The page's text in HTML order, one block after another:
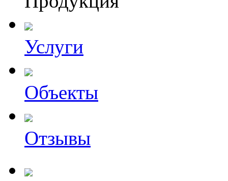
Услуги
Объекты
Отзывы